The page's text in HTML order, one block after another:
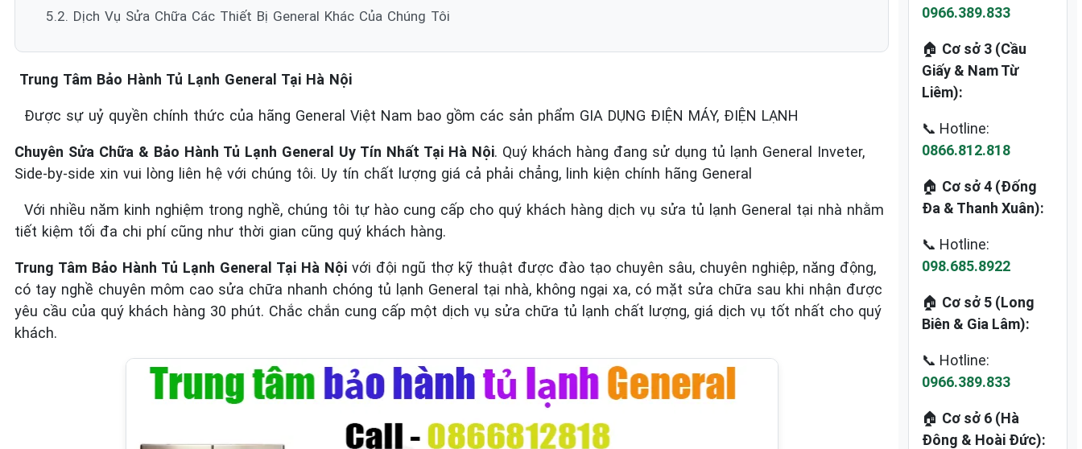
5.2. Dịch Vụ Sửa Chữa Các Thiết Bị General Khác Của Chúng Tôi
Trung Tâm Bảo Hành Tủ Lạnh General Tại Hà Nội
Được sự uỷ quyền chính thức của hãng General Việt Nam bao gồm các sản phẩm GIA DỤNG ĐIỆN MÁY, ĐIỆN LẠNH
Chuyên Sửa Chữa & Bảo Hành Tủ Lạnh General Uy Tín Nhất Tại Hà Nội. Quý khách hàng đang sử dụng tủ lạnh General Inveter,
Side-by-side xin vui lòng liên hệ với chúng tôi. Uy tín chất lượng giá cả phải chẳng, linh kiện chính hãng General
Với nhiều năm kinh nghiệm trong nghề, chúng tôi tự hào cung cấp cho quý khách hàng dịch vụ sửa tủ lạnh General tại nhà nhằm
tiết kiệm tối đa chi phí cũng như thời gian cũng quý khách hàng.
Trung Tâm Bảo Hành Tủ Lạnh General Tại Hà Nội với đội ngũ thợ kỹ thuật được đào tạo chuyên sâu, chuyên nghiệp, năng động,
có tay nghề chuyên môm cao sửa chữa nhanh chóng tủ lạnh General tại nhà, không ngại xa, có mặt sửa chữa sau khi nhận được
yêu cầu của quý khách hàng 30 phút. Chắc chắn cung cấp một dịch vụ sửa chữa tủ lạnh chất lượng, giá dịch vụ tốt nhất cho quý
khách.
0966.389.833
🏠 Cơ sở 3 (Cầu
Giấy & Nam Từ
Liêm):
📞 Hotline:
0866.812.818
🏠 Cơ sở 4 (Đống
Đa & Thanh Xuân):
📞 Hotline:
098.685.8922
🏠 Cơ sở 5 (Long
Biên & Gia Lâm):
📞 Hotline:
0966.389.833
🏠 Cơ sở 6 (Hà
Đông & Hoài Đức):